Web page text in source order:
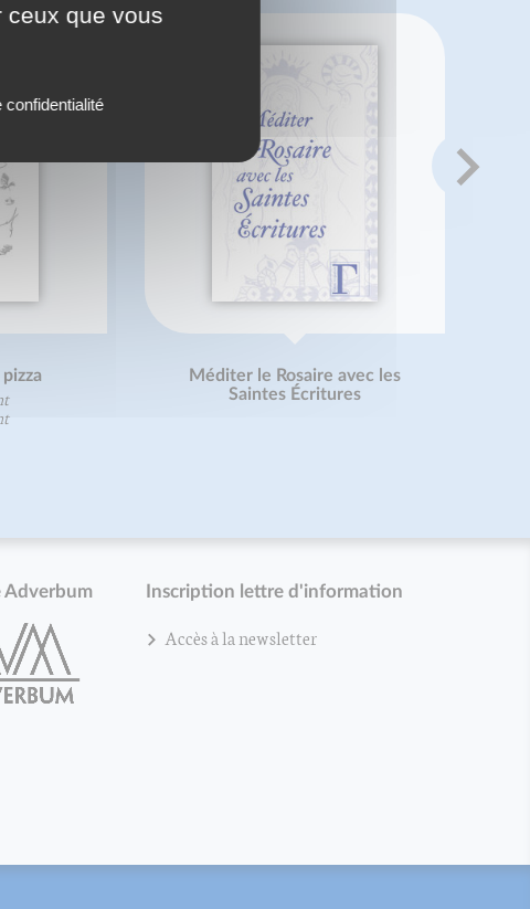
Méditer le Rosaire avec les
Saintes Écritures
Adverbum Inscription lettre d'information
Accès à la newsletter
ceux que vous
confidentialité